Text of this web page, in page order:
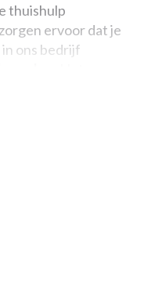
thuishulp
ervoor dat je
ons bedrijf
van onze
en een